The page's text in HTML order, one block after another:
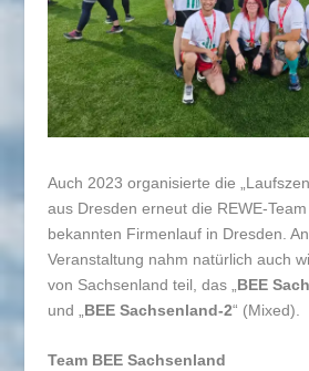
Auch 2023 organisierte die
aus Dresden erneut die REWE-
bekannten Firmenlauf in Dresden.
Veranstaltung nahm natürlich auch
von Sachsenland teil, das „ BEE
und „ BEE Sachsenland-2“ (Mixed).
Team BEE Sachsenland